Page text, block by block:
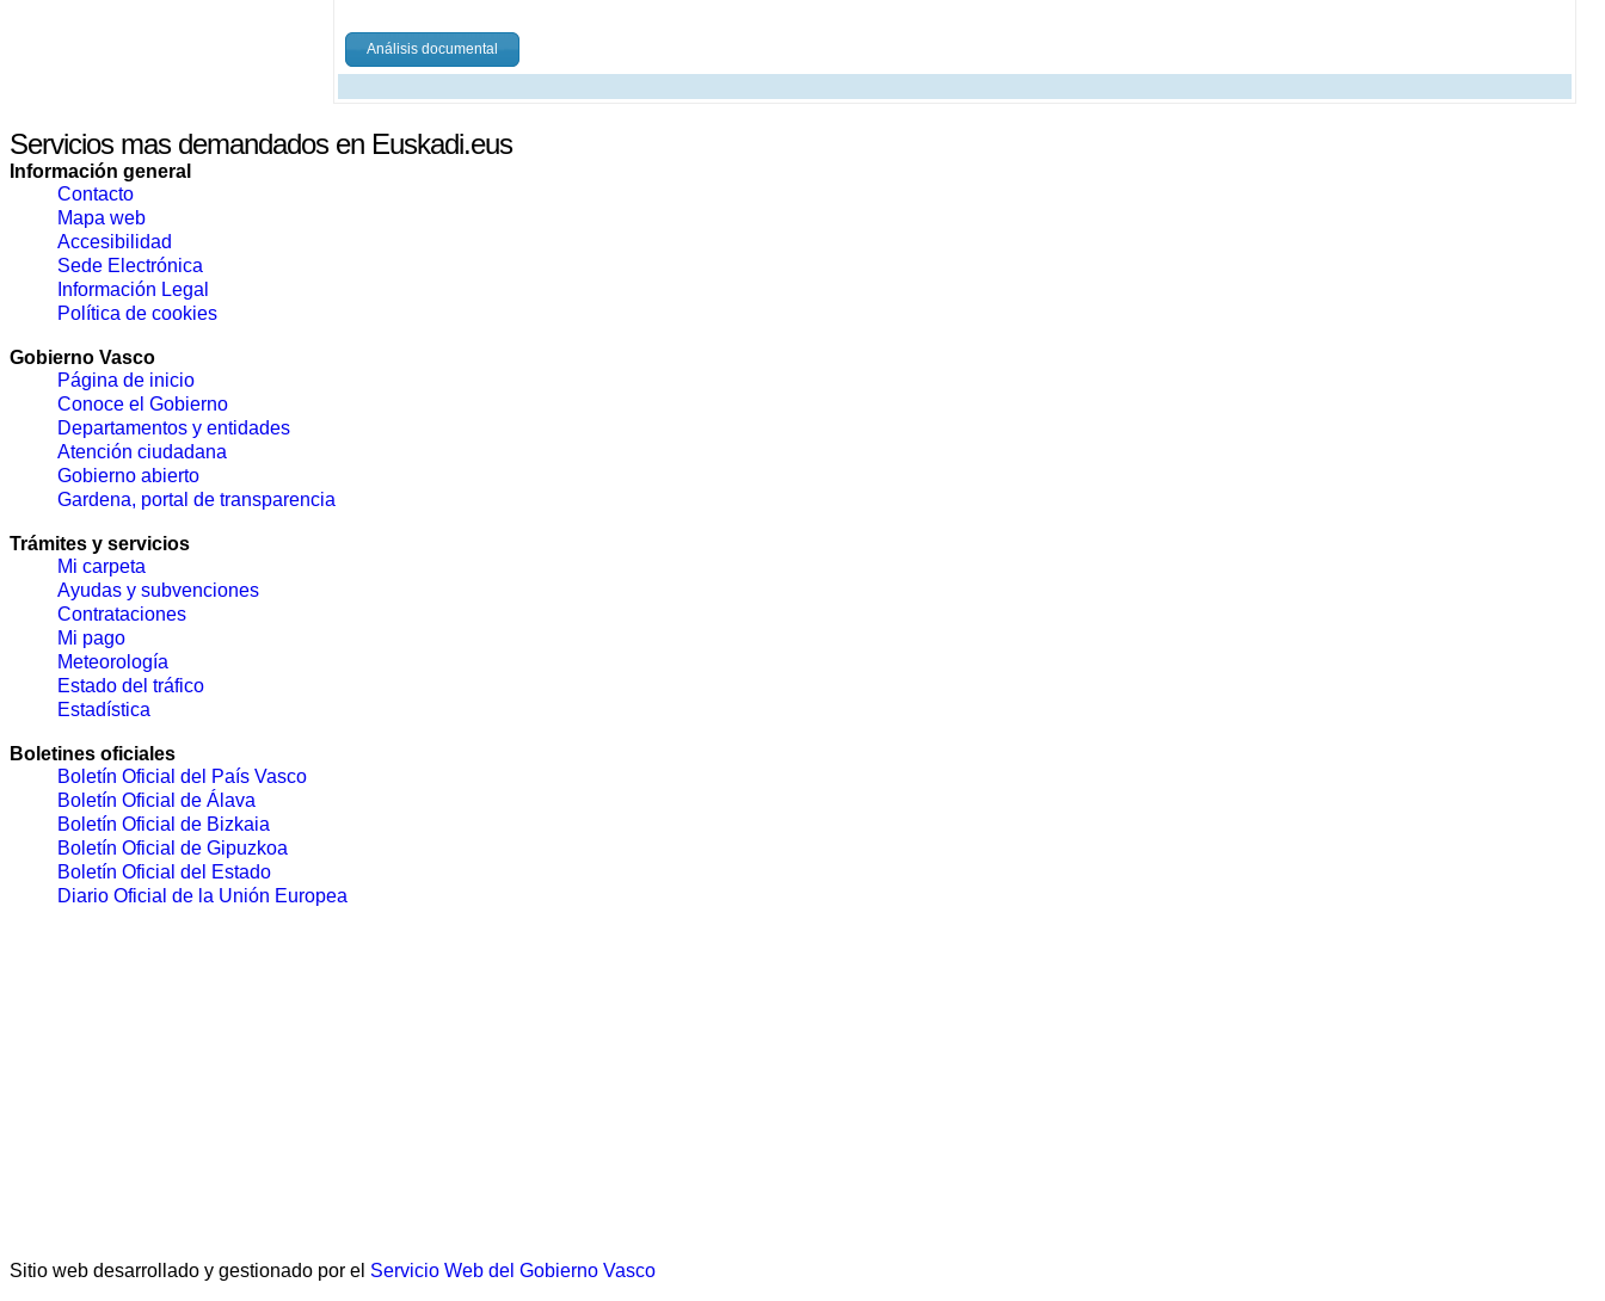
Análisis documental
Servicios mas demandados en Euskadi.eus
Información general
Contacto
Mapa web
Accesibilidad
Sede Electrónica
Información Legal
Política de cookies
Gobierno Vasco
Página de inicio
Conoce el Gobierno
Departamentos y entidades
Atención ciudadana
Gobierno abierto
Gardena, portal de transparencia
Trámites y servicios
Mi carpeta
Ayudas y subvenciones
Contrataciones
Mi pago
Meteorología
Estado del tráfico
Estadística
Boletines oficiales
Boletín Oficial del País Vasco
Boletín Oficial de Álava
Boletín Oficial de Bizkaia
Boletín Oficial de Gipuzkoa
Boletín Oficial del Estado
Diario Oficial de la Unión Europea
Sitio web desarrollado y gestionado por el Servicio Web del Gobierno Vasco